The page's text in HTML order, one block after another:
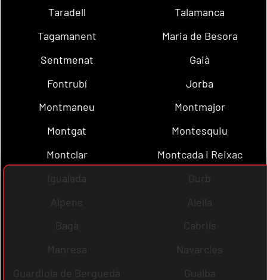
Taradell
Talamanca
Tagamanent
Maria de Besora
Sentmenat
Gaià
Fontrubí
Jorba
Montmaneu
Montmajor
Montgat
Montesquiu
Montclar
Montcada i Reixac
Igualada
Gurb
Alpens
Alella
Bagà
Cabrils
Manresa
Navarcles
Guardiola de Berguedà
Gualba